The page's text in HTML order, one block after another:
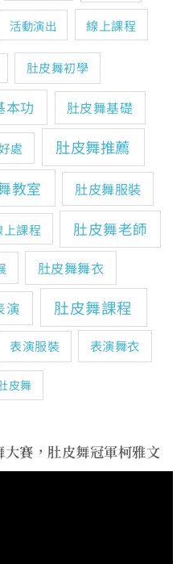
活動演出 線上課程
肚皮舞初學
本功 肚皮舞基礎
處
肚皮舞推薦
教室 肚皮舞服裝
上課程 肚皮舞老師
肚皮舞舞衣
演 肚皮舞課程
表演服裝 表演舞衣
皮舞
賽，肚皮舞冠軍柯雅文